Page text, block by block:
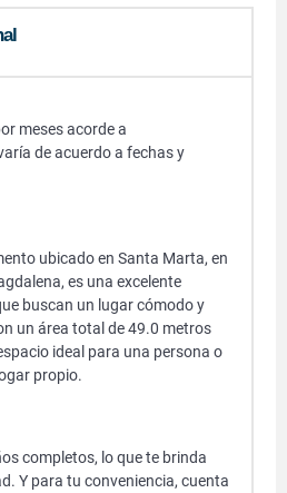
meses acorde a
de acuerdo a fechas y
ubicado en Santa Marta, en
es una excelente
buscan un lugar cómodo y
un área total de 49.0 metros
ideal para una persona o
propio.
completos, lo que te brinda
Y para tu conveniencia, cuenta